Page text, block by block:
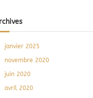
janvier 2025
novembre 2020
juin 2020
avril 2020